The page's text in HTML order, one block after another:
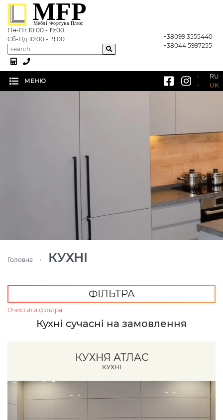
MFP
Меблі Фортуна Плюс
Пн-Пт 10:00 - 19:00
Сб-Нд 10:00 - 19:00
+38099 3555440
+38044 5997255
МЕНЮ
Головна(current)
Каталог
RU
UK
Головна КУХНІ
ФІЛЬТРА
Очистити фільтра
Кухні сучасні на замовлення
КУХНЯ АТЛАС
КУХНІ